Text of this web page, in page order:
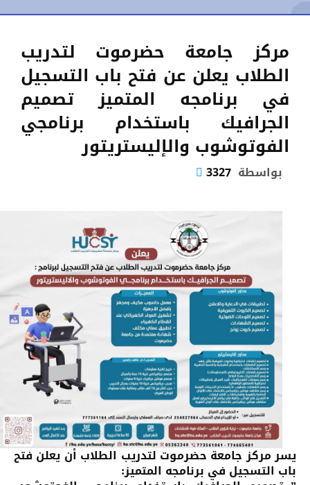
مركز جامعة حضرموت لتدريب
الطلاب يعلن عن فتح باب التسجيل
في برنامجه المتميز تصميم
الجرافيك باستخدام برنامجي
الفوتوشوب والإليستريتور
بواسطة 3327
يسر مركز جامعة حضرموت لتدريب الطلاب أن يعلن فتح
باب التسجيل في برنامجه المتميز: